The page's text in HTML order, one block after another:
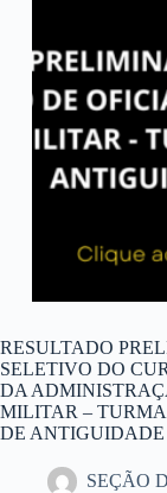
RESULTADO
SELETIVO DO
DA
MILITAR –
DE
SEÇÃO